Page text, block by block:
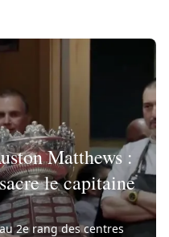
Matthews :
le capitaine
2e rang des centres